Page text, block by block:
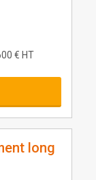
€ HT
long